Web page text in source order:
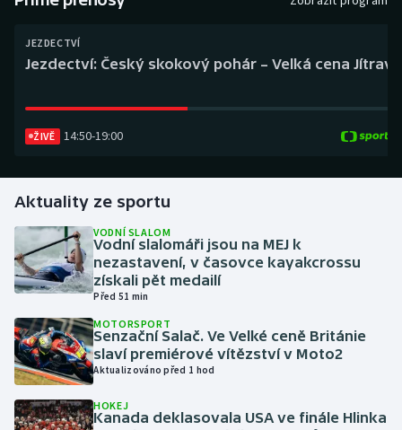
Golf
Gymnastika
Házená
Jezdectví
Judo
Krasobruslení
JEZDECTVÍ
Jezdectví: Český skokový pohár – Velká cena Jítravy
ŽIVĚ 14:50-19:00
Aktuality ze sportu
VODNÍ SLALOM
Vodní slalomáři jsou na MEJ k
nezastavení, v časovce kayakcrossu
získali pět medailí
Před 51 min
MOTORSPORT
Senzační Salač. Ve Velké ceně Británie
slaví premiérové vítězství v Moto2
Aktualizováno před 1 hod
HOKEJ
Kanada deklasovala USA ve finále Hlinka